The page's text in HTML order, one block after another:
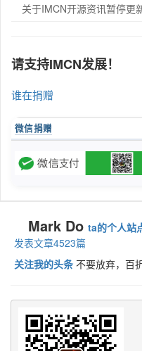
关于IMCN开源资讯暂停更
请支持IMCN发展！
谁在捐赠
微信捐赠
Mark Do ta的个人站
发表文章4523篇
关注我的头条 不要放弃，百